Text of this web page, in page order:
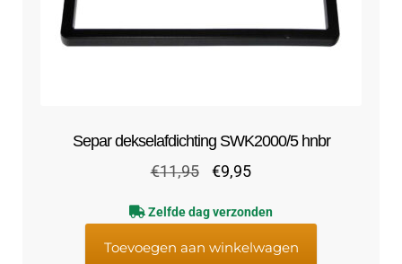
Separ dekselafdichting SWK2000/5 hnbr
€11,95
Oorspronkelijke
was:
€11,95.
€9,95Huidige
is:
€9,95.
Zelfde dag verzonden
Toevoegen aan winkelwagen